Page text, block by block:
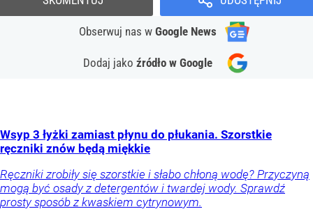
Obserwuj nas w Google News
Dodaj jako źródło w Google
Wsyp 3 łyżki zamiast płynu do płukania. Szorstkie
ręczniki znów będą miękkie
Ręczniki zrobiły się szorstkie i słabo chłoną wodę? Przyczyną
mogą być osady z detergentów i twardej wody. Sprawdź
prosty sposób z kwaskiem cytrynowym.